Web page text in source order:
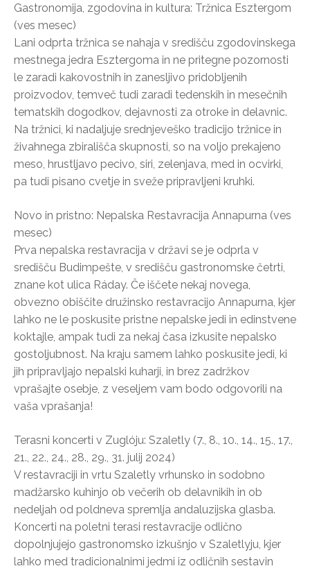
Gastronomija, zgodovina in kultura: Tržnica Esztergom
(ves mesec)
Lani odprta tržnica se nahaja v središču zgodovinskega
mestnega jedra Esztergoma in ne pritegne pozornosti
le zaradi kakovostnih in zanesljivo pridobljenih
proizvodov, temveč tudi zaradi tedenskih in mesečnih
tematskih dogodkov, dejavnosti za otroke in delavnic.
Na tržnici, ki nadaljuje srednjeveško tradicijo tržnice in
živahnega zbirališča skupnosti, so na voljo prekajeno
meso, hrustljavo pecivo, siri, zelenjava, med in ocvirki,
pa tudi pisano cvetje in sveže pripravljeni kruhki.
Novo in pristno: Nepalska Restavracija Annapurna (ves
mesec)
Prva nepalska restavracija v državi se je odprla v
središču Budimpešte, v središču gastronomske četrti,
znane kot ulica Ráday. Če iščete nekaj novega,
obvezno obiščite družinsko restavracijo Annapurna, kjer
lahko ne le poskusite pristne nepalske jedi in edinstvene
koktajle, ampak tudi za nekaj časa izkusite nepalsko
gostoljubnost. Na kraju samem lahko poskusite jedi, ki
jih pripravljajo nepalski kuharji, in brez zadržkov
vprašajte osebje, z veseljem vam bodo odgovorili na
vaša vprašanja!
Terasni koncerti v Zuglóju: Szaletly (7., 8., 10., 14., 15., 17.,
21., 22., 24., 28., 29., 31. julij 2024)
V restavraciji in vrtu Szaletly vrhunsko in sodobno
madžarsko kuhinjo ob večerih ob delavnikih in ob
nedeljah od poldneva spremlja andaluzijska glasba.
Koncerti na poletni terasi restavracije odlično
dopolnjujejo gastronomsko izkušnjo v Szaletlyju, kjer
lahko med tradicionalnimi jedmi iz odličnih sestavin